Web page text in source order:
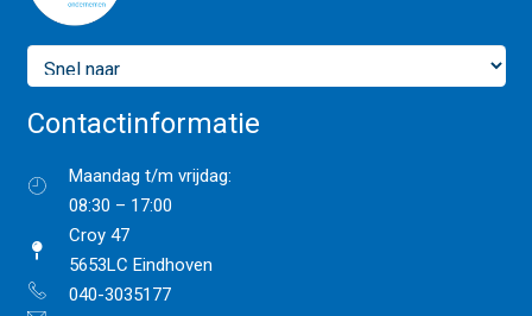
Contactinformatie
Maandag t/m vrijdag:
08:30 – 17:00
Croy 47
5653LC Eindhoven
040-3035177